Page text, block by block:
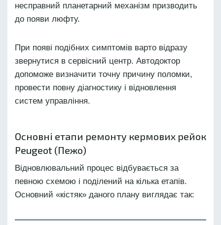
несправний планетарний механізм призводить
до появи люфту.
При появі подібних симптомів варто відразу
звернутися в сервісний центр. Автодоктор
допоможе визначити точну причину поломки,
провести повну діагностику і відновлення
систем управління.
Основні етапи ремонту кермових рейок
Peugeot (Пежо)
Відновлювальний процес відбувається за
певною схемою і поділений на кілька етапів.
Основний «кістяк» даного плану виглядає так: